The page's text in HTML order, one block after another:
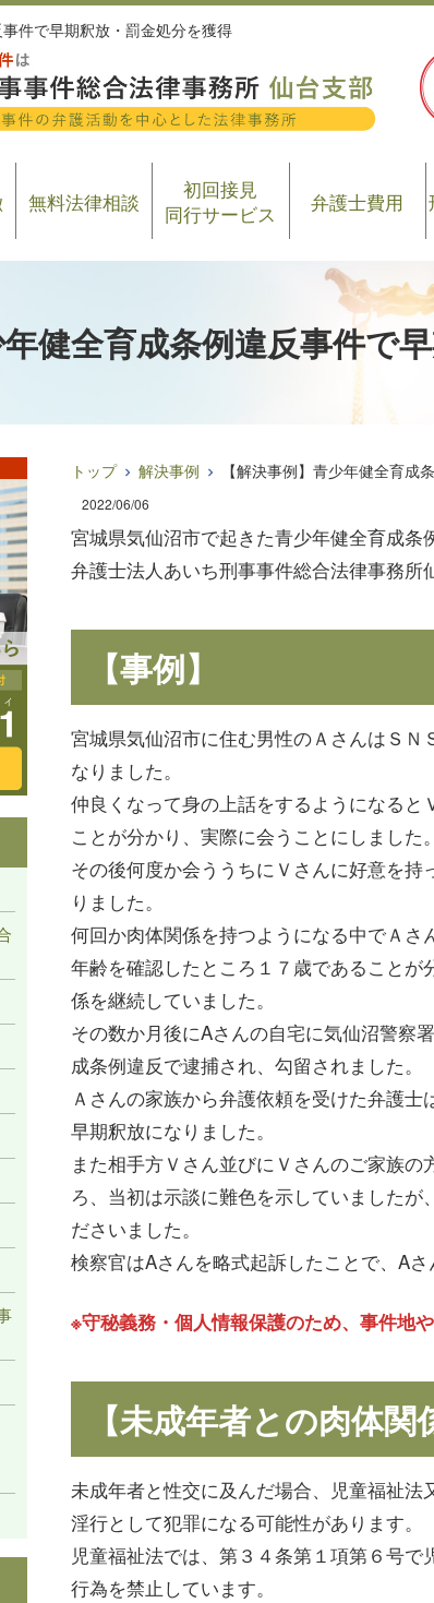
件で早期釈放・罰金処分を獲得
無料法律相談
初回接見
同行サービス
弁護士費用
年健全育成条例違反事件で
トップ 解決事例 【解決事例】青少年健全育成
2022/06/06
宮城県気仙沼市で起きた青少年健全育成
弁護士法人あいち刑事事件総合法律事務所
【事例】
宮城県気仙沼市に住む男性のＡさんはＳＮ
なりました。
仲良くなって身の上話をするようになる
ことが分かり、実際に会うことにしました。
その後何度か会ううちにＶさんに好意を
りました。
何回か肉体関係を持つようになる中でＡ
年齢を確認したところ１７歳であること
係を継続していました。
その数か月後にAさんの自宅に気仙沼警察
成条例違反で逮捕され、勾留されました。
Ａさんの家族から弁護依頼を受けた弁護
早期釈放になりました。
また相手方Ｖさん並びにＶさんのご家族
ろ、当初は示談に難色を示していました
ださいました。
検察官はAさんを略式起訴したことで、A
※守秘義務・個人情報保護のため、事件地
【未成年者との肉体関
未成年者と性交に及んだ場合、児童福祉
淫行として犯罪になる可能性があります。
児童福祉法では、第３４条第１項第６号
行為を禁止しています。